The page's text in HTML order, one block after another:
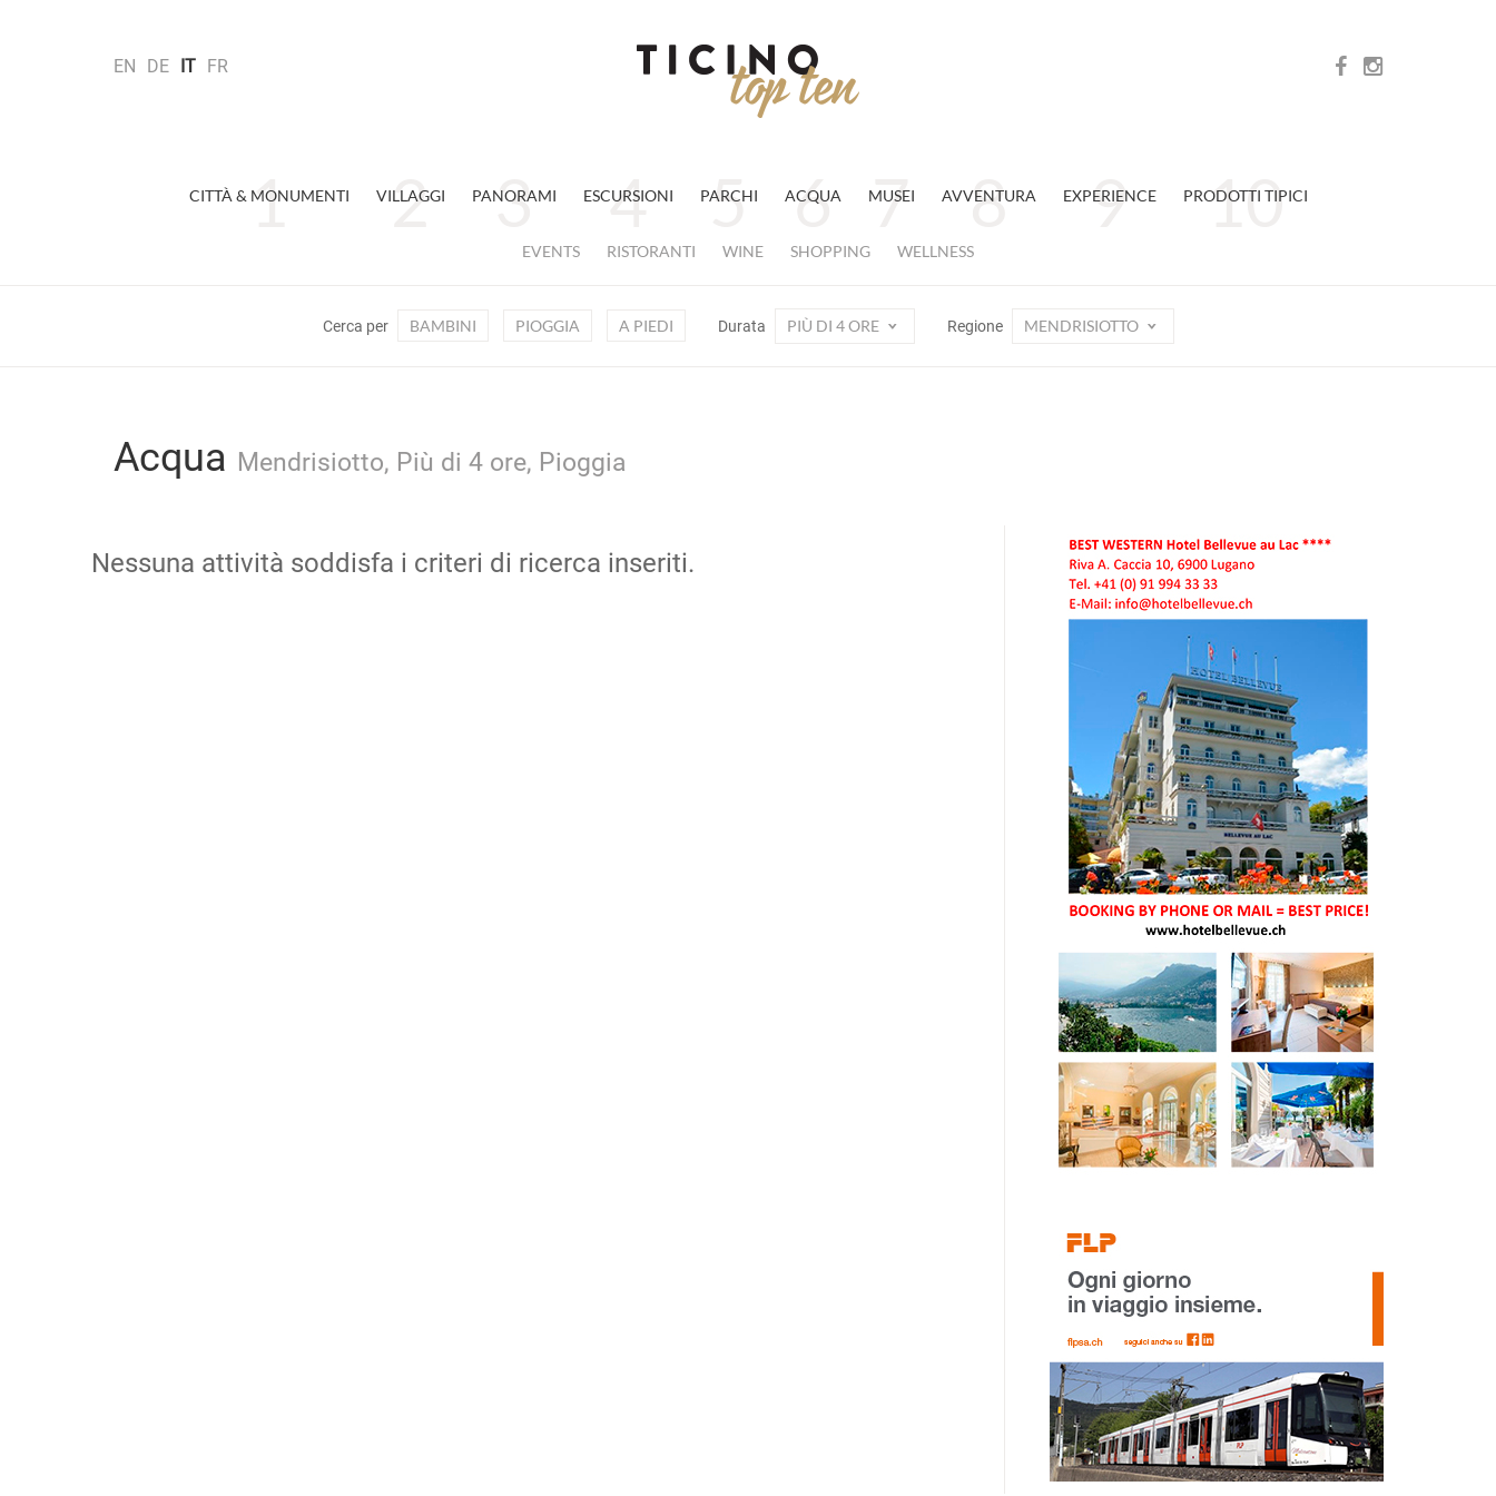
EN DE IT FR
CITTÀ & MONUMENTI VILLAGGI PANORAMI ESCURSIONI PARCHI ACQUA MUSEI AVVENTURA EXPERIENCE PRODOTTI TIPICI
EVENTS RISTORANTI WINE SHOPPING WELLNESS
Cerca per BAMBINI PIOGGIA A PIEDI Durata PIÙ DI 4 ORE Regione MENDRISIOTTO
Acqua Mendrisiotto, Più di 4 ore, Pioggia
Nessuna attività soddisfa i criteri di ricerca inseriti.